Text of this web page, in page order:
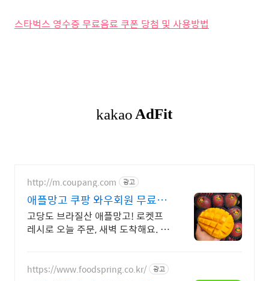
스타벅스 영수증 무료음료 쿠폰 당첨 및 사용방법
http://m.coupang.com 광고
애플망고 쿠팡 와우회원 무료배
송
고당도 브라질산 애플망고! 로켓프
레시로 오늘 주문, 새벽 도착해요. 선
https://www.foodspring.co.kr/ 광고